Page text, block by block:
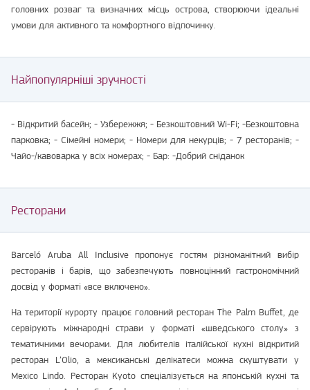
головних розваг та визначних місць острова, створюючи ідеальні
умови для активного та комфортного відпочинку.
Найпопулярніші зручності
- Відкритий басейн; - Узбережжя; - Безкоштовний Wi-Fi; -Безкоштовна
парковка; - Сімейні номери; - Номери для некурців; - 7 ресторанів; -
Чайо-/кавоварка у всіх номерах; - Бар: -Добрий сніданок
Ресторани
Barceló Aruba All Inclusive пропонує гостям різноманітний вибір
ресторанів і барів, що забезпечують повноцінний гастрономічний
досвід у форматі «все включено».
На території курорту працює головний ресторан The Palm Buffet, де
сервірують міжнародні страви у форматі «шведського столу» з
тематичними вечорами. Для любителів італійської кухні відкритий
ресторан L’Olio, а мексиканські делікатеси можна скуштувати у
Mexico Lindo. Ресторан Kyoto спеціалізується на японській кухні та